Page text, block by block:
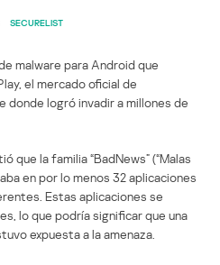
SECURELIST
malware para Android que
el mercado oficial de
donde logró invadir a millones de
que la familia “BadNews” (“Malas
en por lo menos 32 aplicaciones
Estas aplicaciones se
lo que podría significar que una
expuesta a la amenaza.